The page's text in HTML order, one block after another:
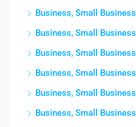
Business, Small Business
Business, Small Business
Business, Small Business
Business, Small Business
Business, Small Business
Business, Small Business